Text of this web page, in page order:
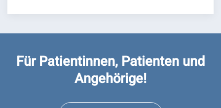
Für Patientinnen, Patienten und
Angehörige!